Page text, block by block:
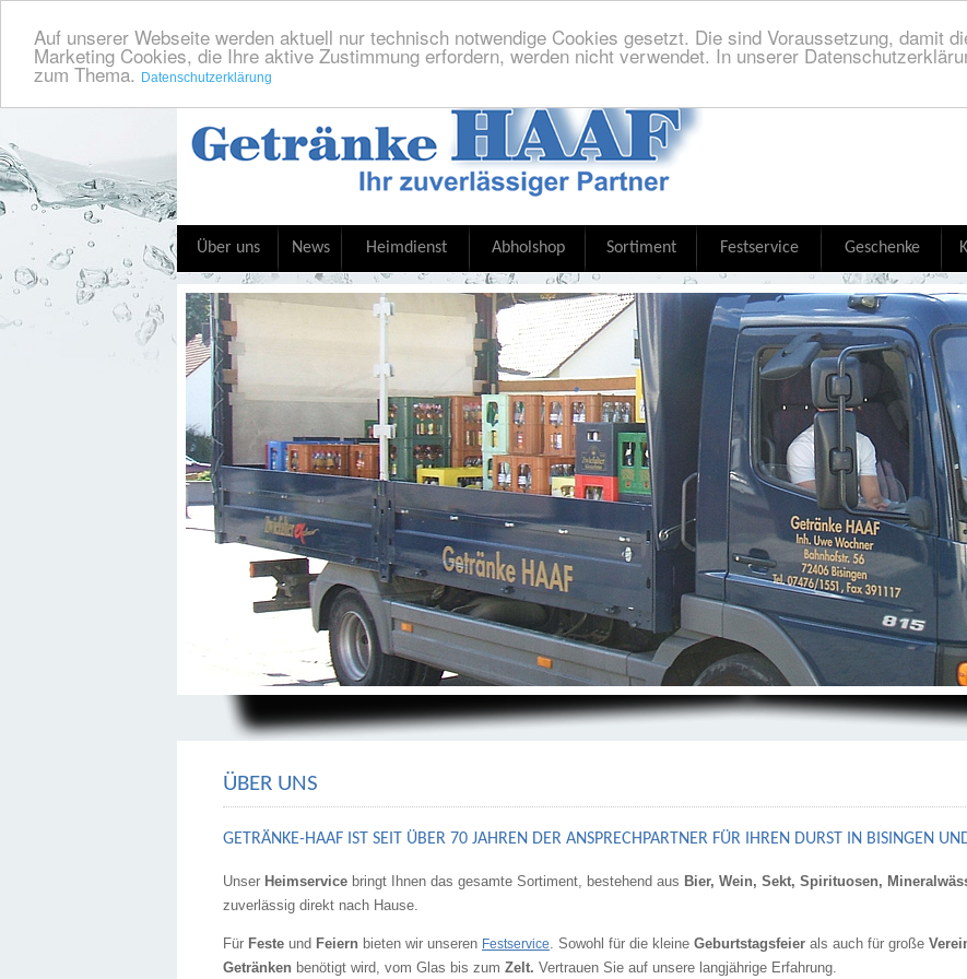
Auf unserer Webseite werden aktuell nur technisch notwendige Cookies gesetzt. Die sind Voraussetzung, damit
Marketing Cookies, die Ihre aktive Zustimmung erfordern, werden nicht verwendet. In unserer
zum Thema. Datenschutzerklärung
Über uns News Heimdienst Abholshop Sortiment Festservice Geschenke
ÜBER UNS
GETRÄNKE-HAAF IST SEIT ÜBER 70 JAHREN DER ANSPRECHPARTNER FÜR IHREN DURST IN BISINGEN
Unser Heimservice bringt Ihnen das gesamte Sortiment, bestehend aus Bier, Wein, Sekt, Spirituosen,
zuverlässig direkt nach Hause.
Für Feste und Feiern bieten wir unseren Festservice . Sowohl für die kleine Geburtstagsfeier als auch für große
Getränken benötigt wird, vom Glas bis zum Zelt. Vertrauen Sie auf unsere langjährige Erfahrung.